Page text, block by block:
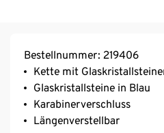
Bestellnummer: 219406
Kette mit
Glaskristallsteine in Blau
Karabinerverschluss
Längenverstellbar